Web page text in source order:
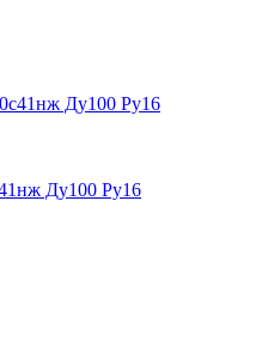
Ду100 Ру16